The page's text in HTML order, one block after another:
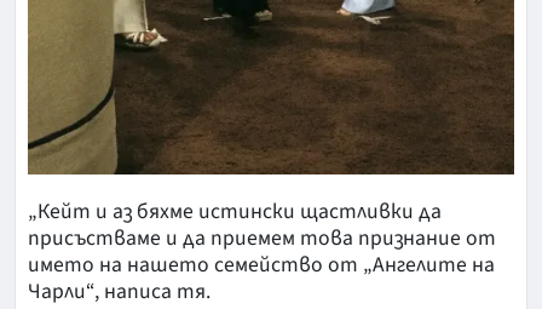
„Кейт и аз бяхме истински щастливки да
присъстваме и да приемем това признание от
името на нашето семейство от „Ангелите на
Чарли“, написа тя.